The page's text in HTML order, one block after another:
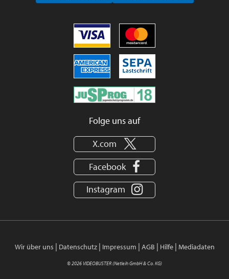
Folge uns auf
X.com
Facebook
Instagram
Wir über uns | Datenschutz| Impressum | AGB | Hilfe| Mediadaten
© 2026 VIDEOBUSTER (Netleih GmbH & Co. KG)